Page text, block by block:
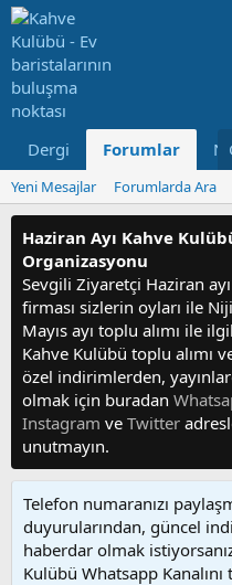
Dergi Forumlar
Yeni Mesajlar Forumlarda Ara
Haziran Ayı Kahve
Organizasyonu
Sevgili Ziyaretçi Haziran
firması sizlerin oyları ile
Mayıs ayı toplu alımı ile
Kahve Kulübü toplu alımı
özel indirimlerden,
olmak için buradan
Instagram ve Twitter
unutmayın.
Telefon numaranızı
duyurularından, güncel
haberdar olmak
Kulübü Whatsapp